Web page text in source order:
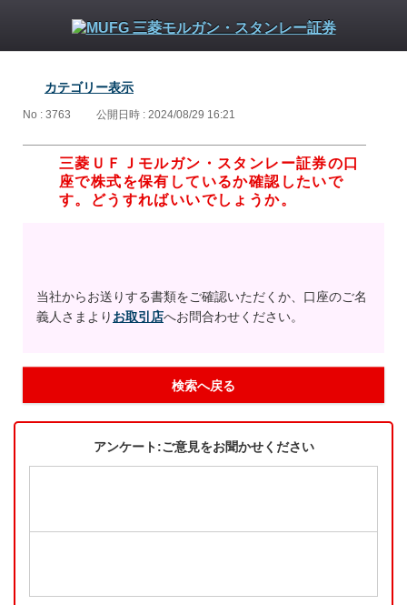
カテゴリー表示
No : 3763 公開日時 : 2024/08/29 16:21
三菱ＵＦＪモルガン・スタンレー証券の口
座で株式を保有しているか確認したいで
す。どうすればいいでしょうか。
当社からお送りする書類をご確認いただくか、口座のご名
義人さまより お取引店へお問合わせください。
検索へ戻る
アンケート:ご意見をお聞かせください